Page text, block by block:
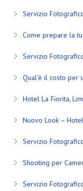
Servizio
Come prepare la
Servizio
Qual’è il costo
Hotel La Fiorita,
Nuovo Look –
Servizio
Shooting per
Servizio